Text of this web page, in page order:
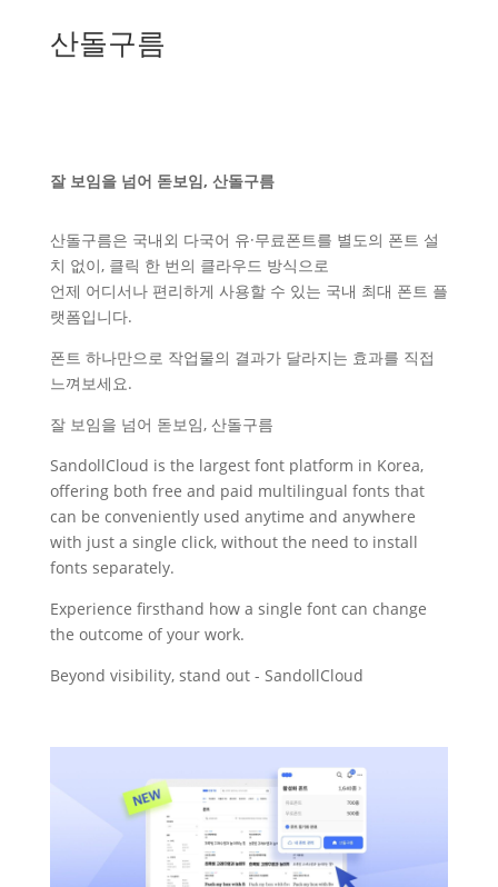
산돌구름
잘 보임을 넘어 돋보임, 산돌구름
산돌구름은 국내외 다국어 유·무료폰트를 별도의 폰트 설
치 없이, 클릭 한 번의 클라우드 방식으로
언제 어디서나 편리하게 사용할 수 있는 국내 최대 폰트 플
랫폼입니다.
폰트 하나만으로 작업물의 결과가 달라지는 효과를 직접
느껴보세요.
잘 보임을 넘어 돋보임, 산돌구름
SandollCloud is the largest font platform in Korea,
offering both free and paid multilingual fonts that
can be conveniently used anytime and anywhere
with just a single click, without the need to install
fonts separately.
Experience firsthand how a single font can change
the outcome of your work.
Beyond visibility, stand out - SandollCloud